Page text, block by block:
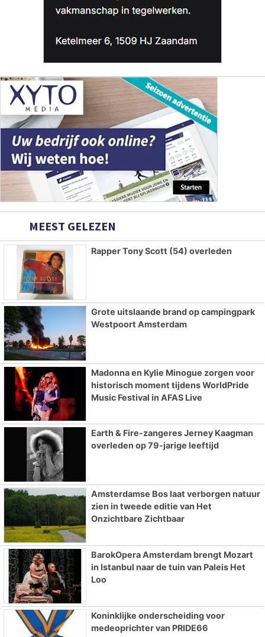
MEEST GELEZEN
Rapper Tony Scott (54) overleden
Grote uitslaande brand op campingpark
Westpoort Amsterdam
Madonna en Kylie Minogue zorgen voor
historisch moment tijdens WorldPride
Music Festival in AFAS Live
Earth & Fire-zangeres Jerney Kaagman
overleden op 79-jarige leeftijd
Amsterdamse Bos laat verborgen natuur
zien in tweede editie van Het
Onzichtbare Zichtbaar
BarokOpera Amsterdam brengt Mozart
in Istanbul naar de tuin van Paleis Het
Loo
Koninklijke onderscheiding voor
medeoprichter van PRIDE66